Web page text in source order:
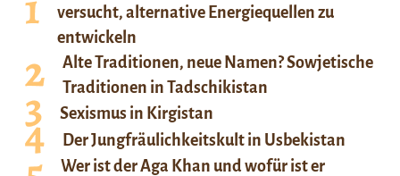
versucht, alternative Energiequellen zu
entwickeln
Alte Traditionen, neue Namen? Sowjetische
Traditionen in Tadschikistan
Sexismus in Kirgistan
Der Jungfräulichkeitskult in Usbekistan
Wer ist der Aga Khan und wofür ist er